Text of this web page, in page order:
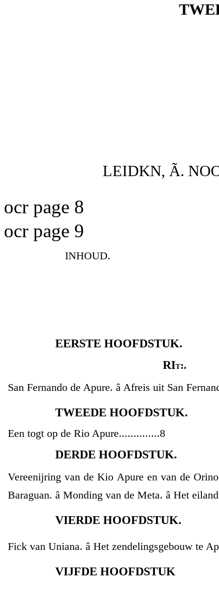
LEIDKN, Ã.
ocr page 8
ocr page 9
INHOUD.
EERSTE HOOFDSTUK.
RIt:.
San Fernando de Apure. â Afreis uit San
TWEEDE HOOFDSTUK.
Een togt op de Rio Apure..............8
DERDE HOOFDSTUK.
Vereenijring van de Kio Apure en van de
Baraguan. â Monding van de Meta. â Het
VIERDE HOOFDSTUK.
Fick van Uniana. â Het zendelingsgebouw te
VIJFDE HOOFDSTUK